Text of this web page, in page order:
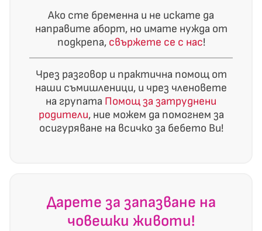
Ако сте бременна и не искате да
направите аборт, но имате нужда от
подкрепа, свържете се с нас!
Чрез разговор и практична помощ от
наши съмишленици, и чрез членовете
на групата Помощ за затруднени
родители, ние можем да помогнем за
осигуряване на всичко за бебето Ви!
Дарете за запазване на
човешки животи!